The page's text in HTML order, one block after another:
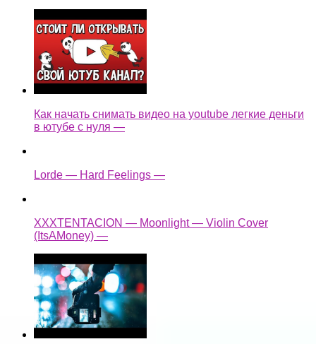
Как начать снимать видео на youtube легкие деньги
в ютубе с нуля —
Lorde — Hard Feelings —
XXXTENTACION — Moonlight — Violin Cover
(ItsAMoney) —